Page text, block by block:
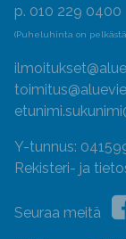
p. 010 229 0400
(Puheluhinta on
Y-tunnus:
Rekisteri- ja
Seuraa meitä